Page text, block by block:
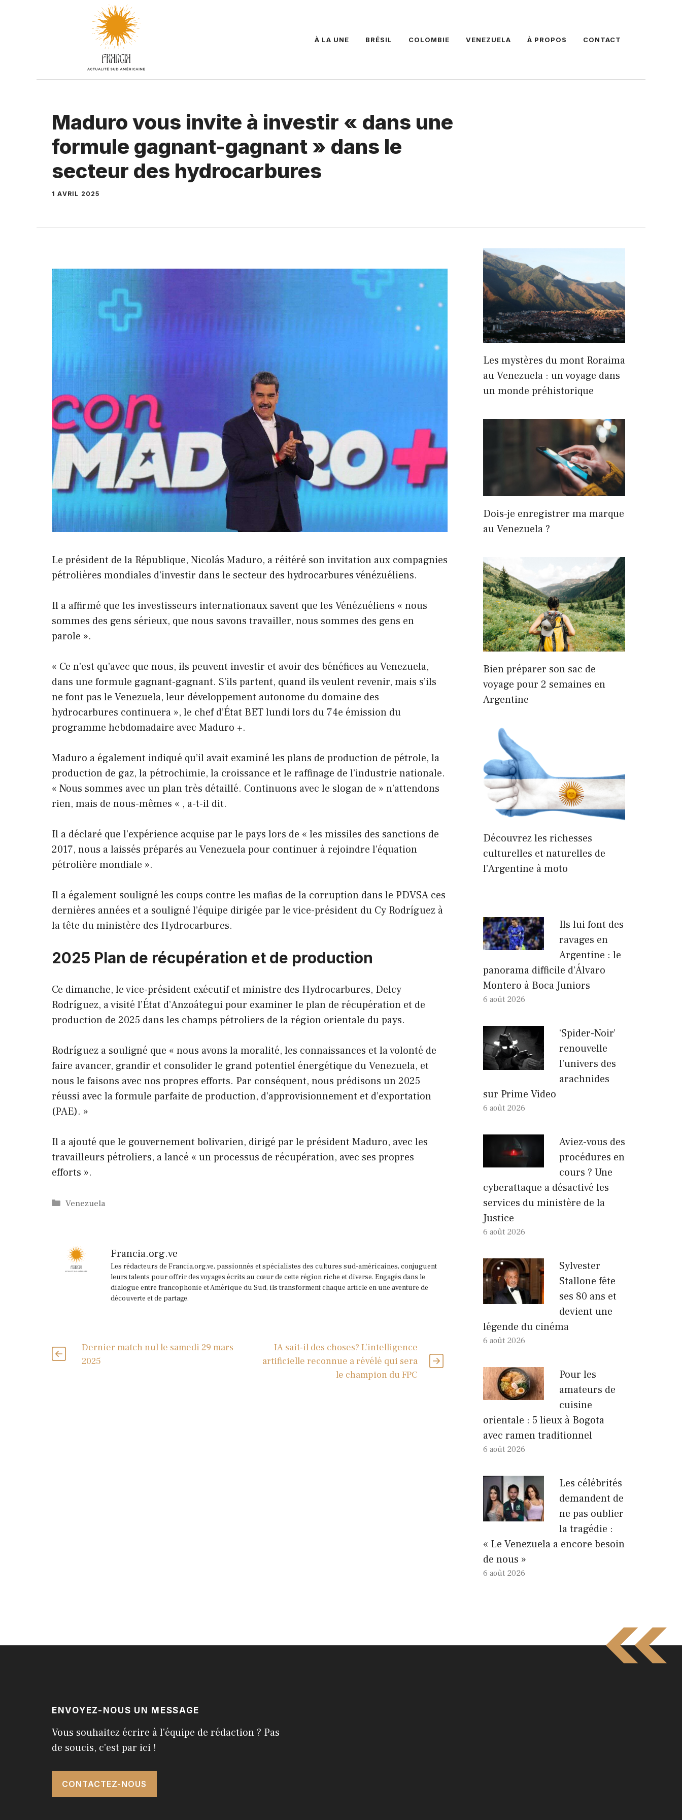
À LA UNE BRÉSIL COLOMBIE VENEZUELA À PROPOS CONTACT
Maduro vous invite à investir « dans une
formule gagnant-gagnant » dans le
secteur des hydrocarbures
1 AVRIL 2025
Le président de la République, Nicolás Maduro, a réitéré son invitation aux compagnies
pétrolières mondiales d’investir dans le secteur des hydrocarbures vénézuéliens.
Il a affirmé que les investisseurs internationaux savent que les Vénézuéliens « nous
sommes des gens sérieux, que nous savons travailler, nous sommes des gens en
parole ».
« Ce n’est qu’avec que nous, ils peuvent investir et avoir des bénéfices au Venezuela,
dans une formule gagnant-gagnant. S’ils partent, quand ils veulent revenir, mais s’ils
ne font pas le Venezuela, leur développement autonome du domaine des
hydrocarbures continuera », le chef d’État BET lundi lors du 74e émission du
programme hebdomadaire avec Maduro +.
Maduro a également indiqué qu’il avait examiné les plans de production de pétrole, la
production de gaz, la pétrochimie, la croissance et le raffinage de l’industrie nationale.
« Nous sommes avec un plan très détaillé. Continuons avec le slogan de » n’attendons
rien, mais de nous-mêmes « , a-t-il dit.
Il a déclaré que l’expérience acquise par le pays lors de « les missiles des sanctions de
2017, nous a laissés préparés au Venezuela pour continuer à rejoindre l’équation
pétrolière mondiale ».
Il a également souligné les coups contre les mafias de la corruption dans le PDVSA ces
dernières années et a souligné l’équipe dirigée par le vice-président du Cy Rodríguez à
la tête du ministère des Hydrocarbures.
2025 Plan de récupération et de production
Ce dimanche, le vice-président exécutif et ministre des Hydrocarbures, Delcy
Rodríguez, a visité l’État d’Anzoátegui pour examiner le plan de récupération et de
production de 2025 dans les champs pétroliers de la région orientale du pays.
Rodríguez a souligné que « nous avons la moralité, les connaissances et la volonté de
faire avancer, grandir et consolider le grand potentiel énergétique du Venezuela, et
nous le faisons avec nos propres efforts. Par conséquent, nous prédisons un 2025
réussi avec la formule parfaite de production, d’approvisionnement et d’exportation
(PAE). »
Il a ajouté que le gouvernement bolivarien, dirigé par le président Maduro, avec les
travailleurs pétroliers, a lancé « un processus de récupération, avec ses propres
efforts ».
Catégories
Venezuela
Francia.org.ve
Les rédacteurs de Francia.org.ve, passionnés et spécialistes des cultures sud-américaines, conjuguent
leurs talents pour offrir des voyages écrits au cœur de cette région riche et diverse. Engagés dans le
dialogue entre francophonie et Amérique du Sud, ils transforment chaque article en une aventure de
découverte et de partage.
Dernier match nul le samedi 29 mars
2025
IA sait-il des choses? L’intelligence
artificielle reconnue a révélé qui sera
le champion du FPC
Les mystères du mont Roraima
au Venezuela : un voyage dans
un monde préhistorique
Dois-je enregistrer ma marque
au Venezuela ?
Bien préparer son sac de
voyage pour 2 semaines en
Argentine
Découvrez les richesses
culturelles et naturelles de
l’Argentine à moto
Ils lui font des
ravages en
Argentine : le
panorama difficile d’Álvaro
Montero à Boca Juniors
6 août 2026
‘Spider-Noir’
renouvelle
l’univers des
arachnides
sur Prime Video
6 août 2026
Aviez-vous des
procédures en
cours ? Une
cyberattaque a désactivé les
services du ministère de la
Justice
6 août 2026
Sylvester
Stallone fête
ses 80 ans et
devient une
légende du cinéma
6 août 2026
Pour les
amateurs de
cuisine
orientale : 5 lieux à Bogota
avec ramen traditionnel
6 août 2026
Les célébrités
demandent de
ne pas oublier
la tragédie :
« Le Venezuela a encore besoin
de nous »
6 août 2026
ENVOYEZ-NOUS UN MESSAGE
Vous souhaitez écrire à l'équipe de rédaction ? Pas
de soucis, c'est par ici !
CONTACTEZ-NOUS